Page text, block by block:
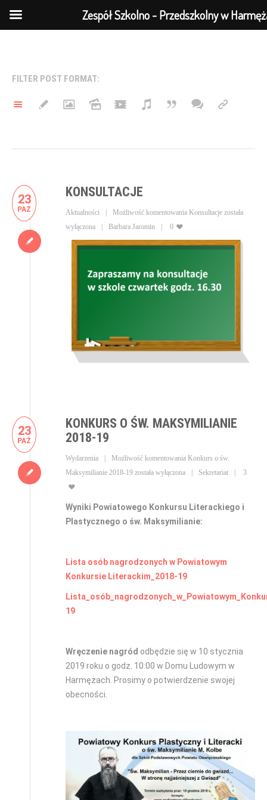
FILTER POST FORMAT:
23
PAŹ
KONSULTACJE
Aktualności Możliwość komentowania Konsultacje została
wyłączona
Barbara Jaromin 0
23
PAŹ
KONKURS O ŚW. MAKSYMILIANIE
2018-19
Wydarzenia Możliwość komentowania Konkurs o św.
Maksymilianie 2018-19 została wyłączona Sekretariat 3
Wyniki Powiatowego Konkursu Literackiego i
Plastycznego o św. Maksymilianie:
Lista osób nagrodzonych w Powiatowym
Konkursie Literackim_2018-19
19
Wręczenie nagród odbędzie się w 10 stycznia
2019 roku o godz. 10:00 w Domu Ludowym w
Harmężach. Prosimy o potwierdzenie swojej
obecności.
Zespół Szkolno - Przedszkolny w